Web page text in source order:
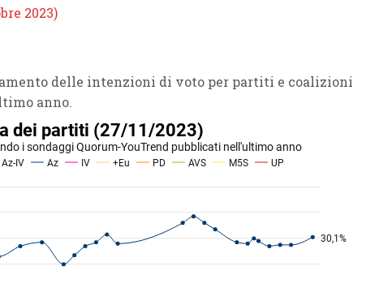
delle intenzioni di voto per partiti e coalizioni
anno.